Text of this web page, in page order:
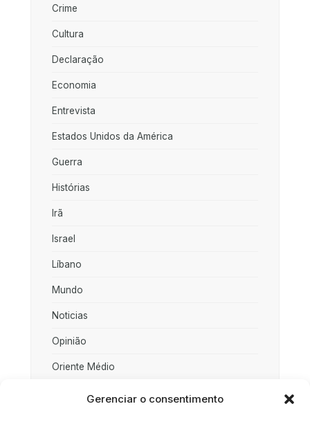
Gerenciar o consentimento
Crime
Cultura
Declaração
Economia
Entrevista
Estados Unidos da América
Guerra
Histórias
Irã
Israel
Líbano
Mundo
Noticias
Opinião
Oriente Médio